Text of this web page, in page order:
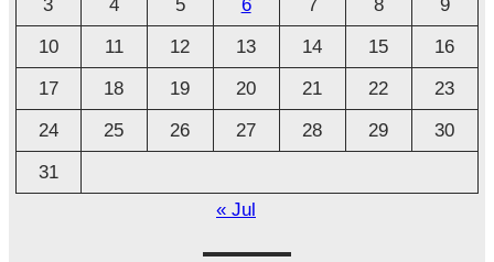
v
o
3
4 5 6 7 8
9
10
11 12 13 14 15
16
17
18 19 20 21 22
23
24
25 26 27 28 29
30
31
« Jul